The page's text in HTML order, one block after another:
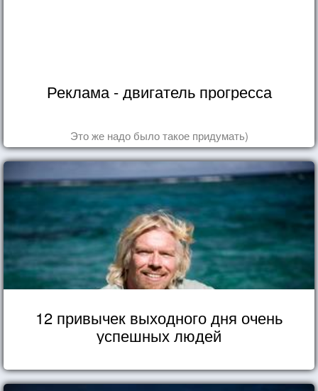
Реклама - двигатель прогресса
Это же надо было такое придумать)
12 привычек выходного дня очень
успешных людей